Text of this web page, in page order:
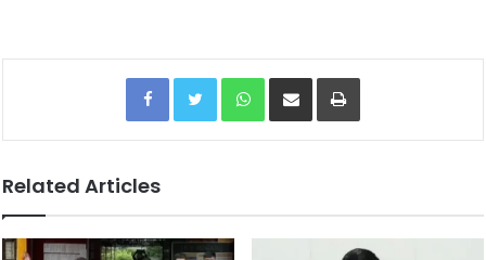
Facebook Twitter WhatsApp
Related Articles